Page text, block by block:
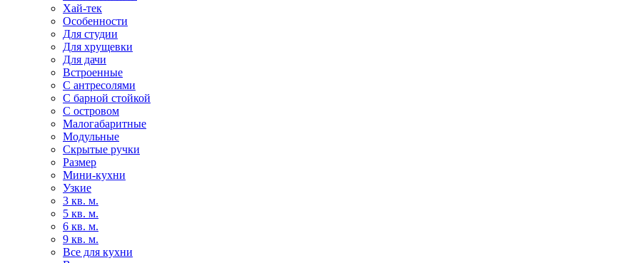
Хай-тек
Особенности
Для студии
Для хрущевки
Для дачи
Встроенные
С антресолями
С барной стойкой
С островом
Малогабаритные
Модульные
Скрытые ручки
Размер
Мини-кухни
Узкие
3 кв. м.
5 кв. м.
6 кв. м.
9 кв. м.
Все для кухни